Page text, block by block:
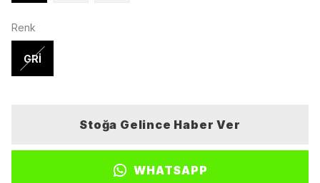
Renk
GRİ
Stoğa Gelince Haber Ver
WHATSAPP